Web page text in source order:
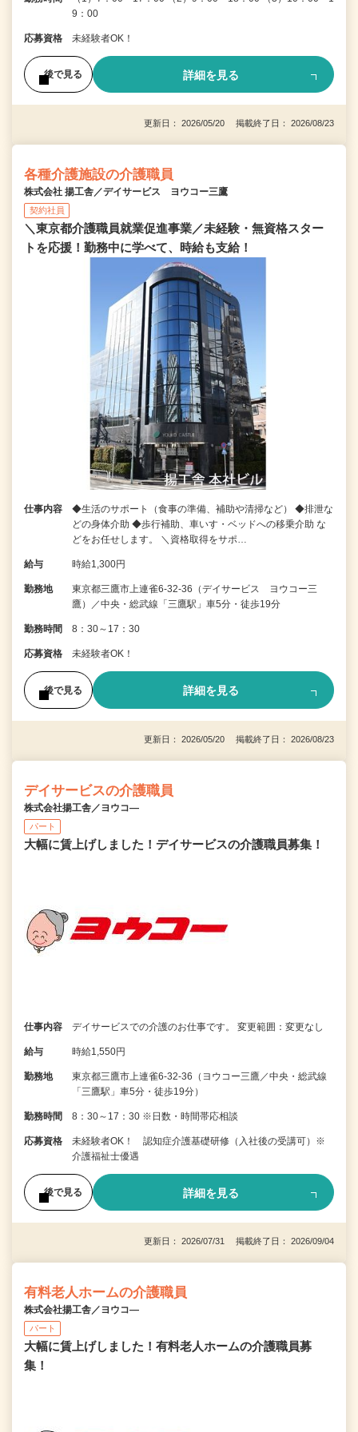
9：00
応募資格 未経験者OK！
後で見る 詳細を見る
更新日： 2026/05/20 掲載終了日： 2026/08/23
各種介護施設の介護職員
株式会社 揚工舎／デイサービス ヨウコー三鷹
契約社員
＼東京都介護職員就業促進事業／未経験・無資格スター
トを応援！勤務中に学べて、時給も支給！
仕事内容
◆生活のサポート（食事の準備、補助や清掃など） ◆排泄な
どの身体介助 ◆歩行補助、車いす・ベッドへの移乗介助 な
どをお任せします。 ＼資格取得をサポ…
給与 時給1,300円
勤務地
東京都三鷹市上連雀6-32-36（デイサービス ヨウコー三
鷹）／中央・総武線「三鷹駅」車5分・徒歩19分
勤務時間 8：30～17：30
応募資格 未経験者OK！
後で見る 詳細を見る
更新日： 2026/05/20 掲載終了日： 2026/08/23
デイサービスの介護職員
株式会社揚工舎／ヨウコ―
パート
大幅に賃上げしました！デイサービスの介護職員募集！
仕事内容 デイサービスでの介護のお仕事です。 変更範囲：変更なし
給与 時給1,550円
勤務地
東京都三鷹市上連雀6-32-36（ヨウコー三鷹／中央・総武線
「三鷹駅」車5分・徒歩19分）
勤務時間 8：30～17：30 ※日数・時間帯応相談
応募資格
未経験者OK！ 認知症介護基礎研修（入社後の受講可）※
介護福祉士優遇
後で見る 詳細を見る
更新日： 2026/07/31 掲載終了日： 2026/09/04
有料老人ホームの介護職員
株式会社揚工舎／ヨウコ―
パート
大幅に賃上げしました！有料老人ホームの介護職員募
集！